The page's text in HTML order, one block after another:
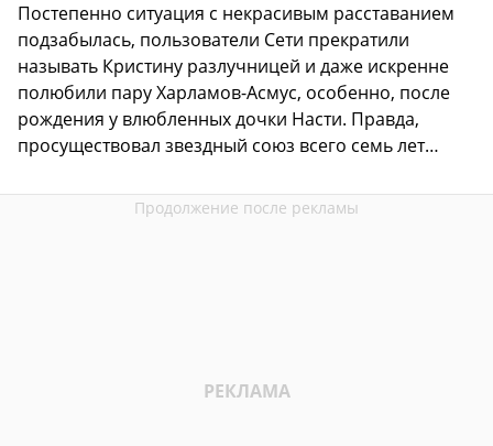
Постепенно ситуация с некрасивым расставанием
подзабылась, пользователи Сети прекратили
называть Кристину разлучницей и даже искренне
полюбили пару Харламов-Асмус, особенно, после
рождения у влюбленных дочки Насти. Правда,
просуществовал звездный союз всего семь лет…